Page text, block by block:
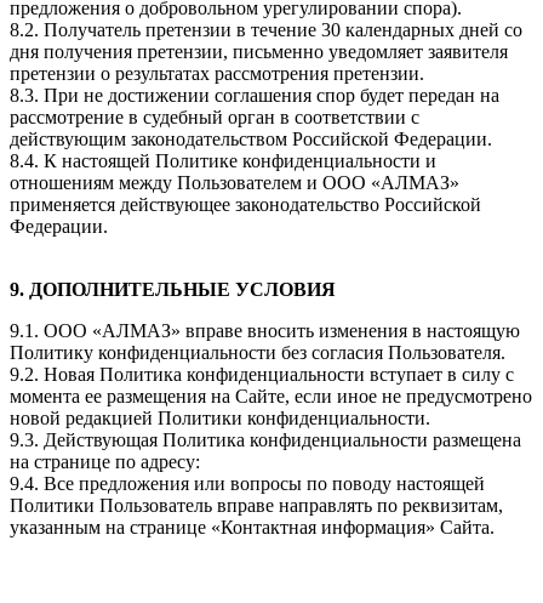
предложения о добровольном урегулировании спора).
8.2. Получатель претензии в течение 30 календарных дней со
дня получения претензии, письменно уведомляет заявителя
претензии о результатах рассмотрения претензии.
8.3. При не достижении соглашения спор будет передан на
рассмотрение в судебный орган в соответствии с
действующим законодательством Российской Федерации.
8.4. К настоящей Политике конфиденциальности и
отношениям между Пользователем и ООО «АЛМАЗ»
применяется действующее законодательство Российской
Федерации.
9. ДОПОЛНИТЕЛЬНЫЕ УСЛОВИЯ
9.1. ООО «АЛМАЗ» вправе вносить изменения в настоящую
Политику конфиденциальности без согласия Пользователя.
9.2. Новая Политика конфиденциальности вступает в силу с
момента ее размещения на Сайте, если иное не предусмотрено
новой редакцией Политики конфиденциальности.
9.3. Действующая Политика конфиденциальности размещена
на странице по адресу:
9.4. Все предложения или вопросы по поводу настоящей
Политики Пользователь вправе направлять по реквизитам,
указанным на странице «Контактная информация» Сайта.